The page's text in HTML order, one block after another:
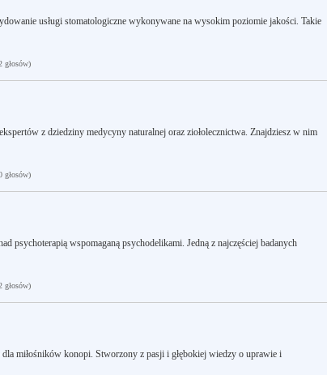
usługi stomatologiczne wykonywane na wysokim poziomie jakości. Takie
głosów)
z dziedziny medycyny naturalnej oraz ziołolecznictwa. Znajdziesz w nim
głosów)
psychoterapią wspomaganą psychodelikami. Jedną z najczęściej badanych
głosów)
miłośników konopi. Stworzony z pasji i głębokiej wiedzy o uprawie i